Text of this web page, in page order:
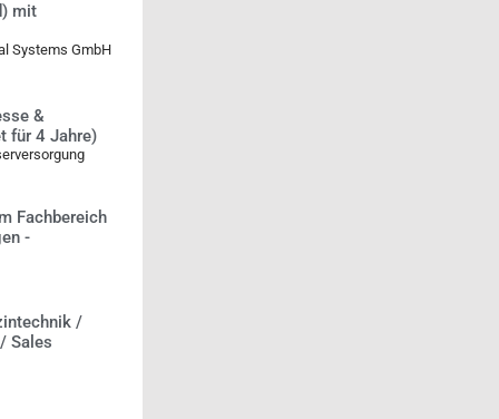
mit
Systems GmbH
&
für 4 Jahre)
Fachbereich
-
/
Sales